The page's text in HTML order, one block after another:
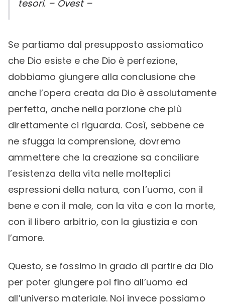
tesori. – Ovest –
Se partiamo dal presupposto assiomatico
che Dio esiste e che Dio è perfezione,
dobbiamo giungere alla conclusione che
anche l’opera creata da Dio è assolutamente
perfetta, anche nella porzione che più
direttamente ci riguarda. Così, sebbene ce
ne sfugga la comprensione, dovremo
ammettere che la creazione sa conciliare
l’esistenza della vita nelle molteplici
espressioni della natura, con l’uomo, con il
bene e con il male, con la vita e con la morte,
con il libero arbitrio, con la giustizia e con
l’amore.
Questo, se fossimo in grado di partire da Dio
per poter giungere poi fino all’uomo ed
all’universo materiale. Noi invece possiamo